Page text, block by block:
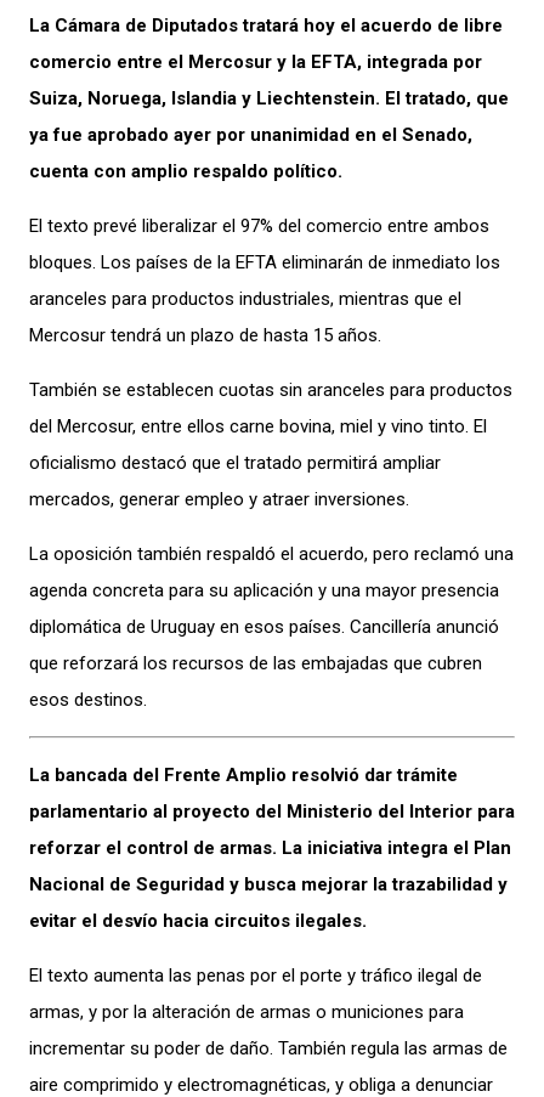
La Cámara de Diputados tratará hoy el acuerdo de libre
comercio entre el Mercosur y la EFTA, integrada por
Suiza, Noruega, Islandia y Liechtenstein. El tratado, que
ya fue aprobado ayer por unanimidad en el Senado,
cuenta con amplio respaldo político.
El texto prevé liberalizar el 97% del comercio entre ambos
bloques. Los países de la EFTA eliminarán de inmediato los
aranceles para productos industriales, mientras que el
Mercosur tendrá un plazo de hasta 15 años.
También se establecen cuotas sin aranceles para productos
del Mercosur, entre ellos carne bovina, miel y vino tinto. El
oficialismo destacó que el tratado permitirá ampliar
mercados, generar empleo y atraer inversiones.
La oposición también respaldó el acuerdo, pero reclamó una
agenda concreta para su aplicación y una mayor presencia
diplomática de Uruguay en esos países. Cancillería anunció
que reforzará los recursos de las embajadas que cubren
esos destinos.
La bancada del Frente Amplio resolvió dar trámite
parlamentario al proyecto del Ministerio del Interior para
reforzar el control de armas. La iniciativa integra el Plan
Nacional de Seguridad y busca mejorar la trazabilidad y
evitar el desvío hacia circuitos ilegales.
El texto aumenta las penas por el porte y tráfico ilegal de
armas, y por la alteración de armas o municiones para
incrementar su poder de daño. También regula las armas de
aire comprimido y electromagnéticas, y obliga a denunciar